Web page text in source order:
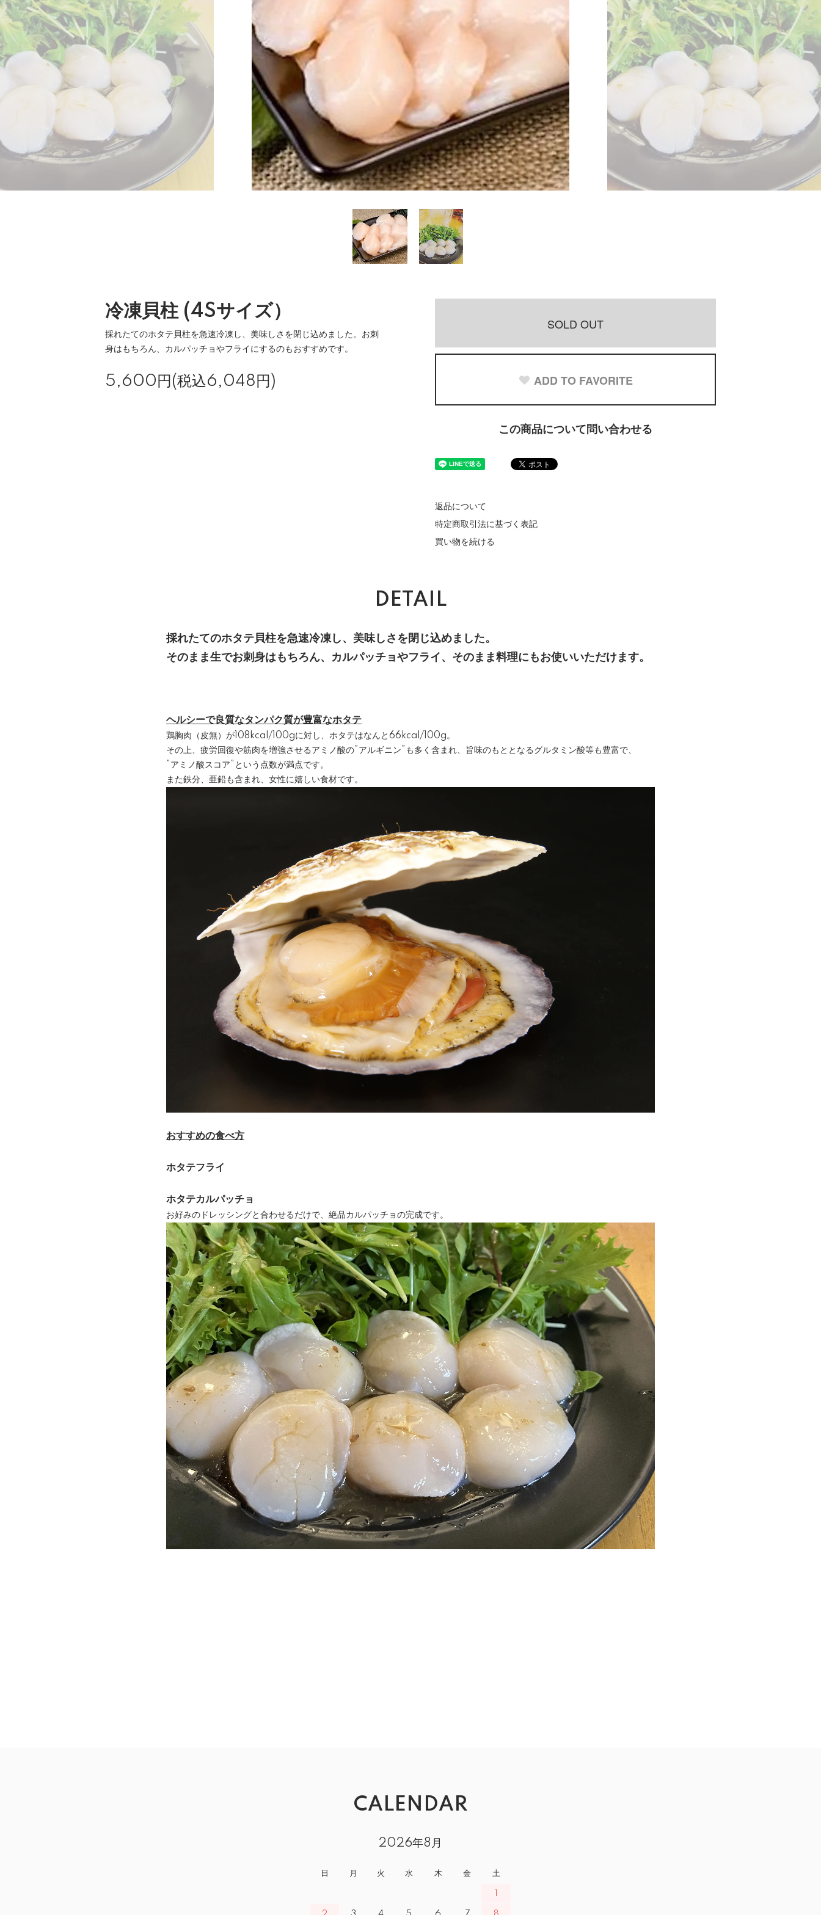
冷凍貝柱 (4Sサイズ）
採れたてのホタテ貝柱を急速冷凍し、美味しさを閉じ込めました。お刺
身はもちろん、カルパッチョやフライにするのもおすすめです。
5,600円(税込6,048円)
SOLD OUT
ADD TO FAVORITE
この商品について問い合わせる
返品について
特定商取引法に基づく表記
買い物を続ける
DETAIL
採れたてのホタテ貝柱を急速冷凍し、美味しさを閉じ込めました。
そのまま生でお刺身はもちろん、カルパッチョやフライ、そのまま料理にもお使いいただけます。
ヘルシーで良質なタンパク質が豊富なホタテ
鶏胸肉（皮無）が108kcal/100gに対し、ホタテはなんと66kcal/100g。
その上、疲労回復や筋肉を増強させるアミノ酸の”アルギニン”も多く含まれ、旨味のもととなるグルタミン酸等も豊富で、
”アミノ酸スコア”という点数が満点です。
また鉄分、亜鉛も含まれ、女性に嬉しい食材です。
おすすめの食べ方
ホタテフライ
ホタテカルパッチョ
お好みのドレッシングと合わせるだけで、絶品カルパッチョの完成です。
CALENDAR
2026年8月
日 月 火 水 木 金 土